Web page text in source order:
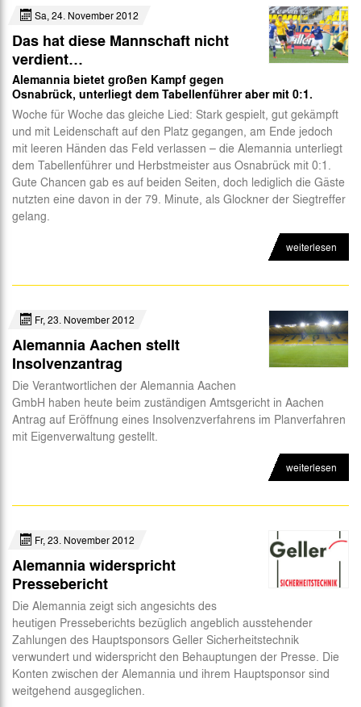
Sa, 24. November 2012
Das hat diese Mannschaft nicht
verdient…
Alemannia bietet großen Kampf gegen
Osnabrück, unterliegt dem Tabellenführer aber mit 0:1.
Woche für Woche das gleiche Lied: Stark gespielt, gut gekämpft
und mit Leidenschaft auf den Platz gegangen, am Ende jedoch
mit leeren Händen das Feld verlassen – die Alemannia unterliegt
dem Tabellenführer und Herbstmeister aus Osnabrück mit 0:1.
Gute Chancen gab es auf beiden Seiten, doch lediglich die Gäste
nutzten eine davon in der 79. Minute, als Glockner der Siegtreffer
gelang.
weiterlesen
Fr, 23. November 2012
Alemannia Aachen stellt
Insolvenzantrag
Die Verantwortlichen der Alemannia Aachen
GmbH haben heute beim zuständigen Amtsgericht in Aachen
Antrag auf Eröffnung eines Insolvenzverfahrens im Planverfahren
mit Eigenverwaltung gestellt.
weiterlesen
Fr, 23. November 2012
Alemannia widerspricht
Pressebericht
Die Alemannia zeigt sich angesichts des
heutigen Presseberichts bezüglich angeblich ausstehender
Zahlungen des Hauptsponsors Geller Sicherheitstechnik
verwundert und widerspricht den Behauptungen der Presse. Die
Konten zwischen der Alemannia und ihrem Hauptsponsor sind
weitgehend ausgeglichen.